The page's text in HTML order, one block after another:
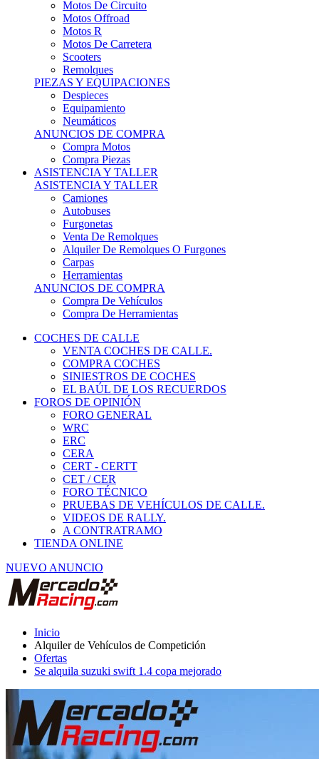
Motos R
Motos De Carretera
Scooters
Remolques
PIEZAS Y EQUIPACIONES
Despieces
Equipamiento
Neumáticos
ANUNCIOS DE COMPRA
Compra Motos
Compra Piezas
ASISTENCIA Y TALLER
ASISTENCIA Y TALLER
Camiones
Autobuses
Furgonetas
Venta De Remolques
Alquiler De Remolques O Furgones
Carpas
Herramientas
ANUNCIOS DE COMPRA
Compra De Vehículos
Compra De Herramientas
COCHES DE CALLE
VENTA COCHES DE CALLE.
COMPRA COCHES
SINIESTROS DE COCHES
EL BAÚL DE LOS RECUERDOS
FOROS DE OPINIÓN
FORO GENERAL
WRC
ERC
CERA
CERT - CERTT
CET / CER
FORO TÉCNICO
PRUEBAS DE VEHÍCULOS DE CALLE.
VIDEOS DE RALLY.
A CONTRATRAMO
TIENDA ONLINE
NUEVO ANUNCIO
Alquiler de Vehículos de Competición
Ofertas
Se alquila suzuki swift 1.4 copa mejorado